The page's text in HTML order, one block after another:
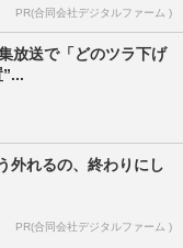
PR(合同会社デジタルファーム )
放送で「どのツラ下げ
外れるの、終わりにし
PR(合同会社デジタルファーム )